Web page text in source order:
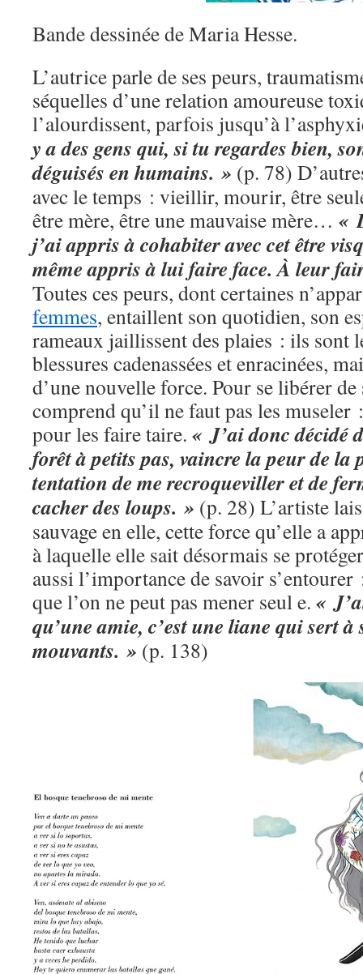
Bande dessinée de Maria Hesse.
L’autrice parle de ses peurs,
séquelles d’une relation amoureuse
l’alourdissent, parfois jusqu’à
y a des gens qui, si tu regardes bien,
déguisés en humains. » (p. 78)
avec le temps : vieillir, mourir, être
être mère, être une mauvaise mère… «
j’ai appris à cohabiter avec cet être
même appris à lui faire face. À leur
Toutes ces peurs, dont certaines
femmes, entaillent son quotidien, son
rameaux jaillissent des plaies : ils sont
blessures cadenassées et enracinées,
d’une nouvelle force. Pour se libérer
comprend qu’il ne faut pas les
pour les faire taire. « J’ai donc décidé
forêt à petits pas, vaincre la peur de la
tentation de me recroqueviller et de
cacher des loups. » (p. 28) L’artiste
sauvage en elle, cette force qu’elle a
à laquelle elle sait désormais se
aussi l’importance de savoir
que l’on ne peut pas mener seul e. «
qu’une amie, c’est une liane qui sert à
mouvants. » (p. 138)